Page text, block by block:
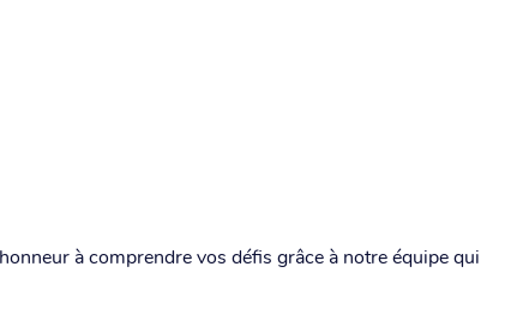
à comprendre vos défis grâce à notre équipe qui